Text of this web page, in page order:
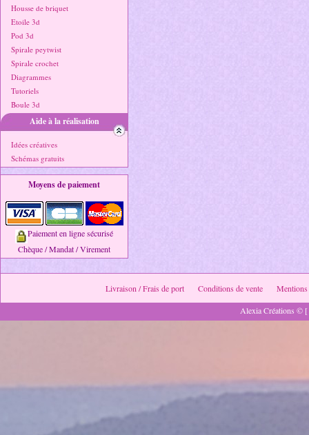
Housse de briquet
Etoile 3d
Pod 3d
Spirale peytwist
Spirale crochet
Diagrammes
Tutoriels
Boule 3d
Aide à la réalisation
Idées créatives
Schémas gratuits
Moyens de paiement
Paiement en ligne sécurisé
Chèque / Mandat / Virement
Livraison / Frais de port Conditions de vente
Mentions
Alexia Créations ©